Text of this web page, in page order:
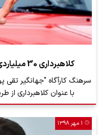
کلاهبرداری 30 میلیاردی به بهانه فروش اقساطی خودرو
سرهنگ کارآگاه "جهانگیر
با عنوان کلاهبرداری
۱ مهر ۱۳۹۸